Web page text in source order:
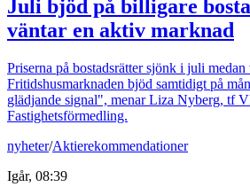
Juli bjöd på billigare
väntar en aktiv marknad
Priserna på bostadsrätter sjönk i juli
Fritidshusmarknaden bjöd samtidigt på
glädjande signal", menar Liza Nyberg, tf
Fastighetsförmedling.
nyheter/Aktierekommendationer
Igår, 08:39